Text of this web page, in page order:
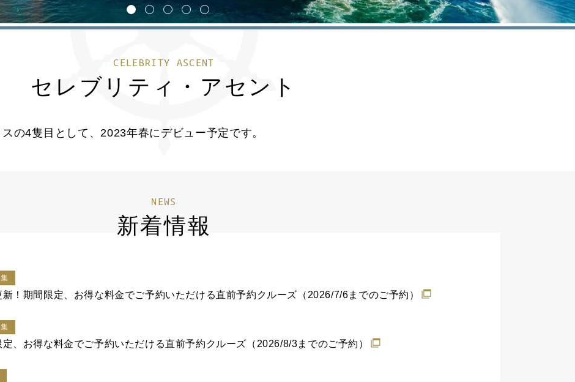
1 2 3 4 5
CELEBRITY ASCENT
セレブリティ・アセント
の4隻目として、2023年春にデビュー予定です。
NEWS
新着情報
新！期間限定、お得な料金でご予約いただける直前予約クルーズ（2026/7/6までのご予約）
定、お得な料金でご予約いただける直前予約クルーズ（2026/8/3までのご予約）